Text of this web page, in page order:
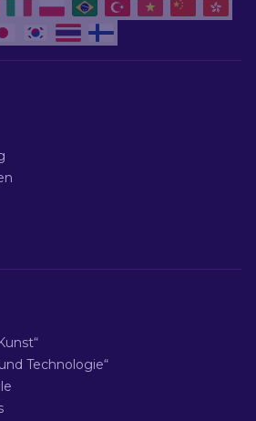
Technologie“